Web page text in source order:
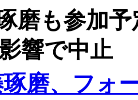
磨も参加
響で中止
磨、フォ